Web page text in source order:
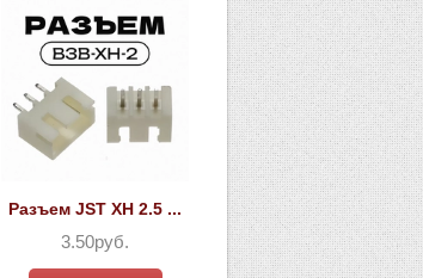
Разъем JST XH 2.5 ...
3.50руб.